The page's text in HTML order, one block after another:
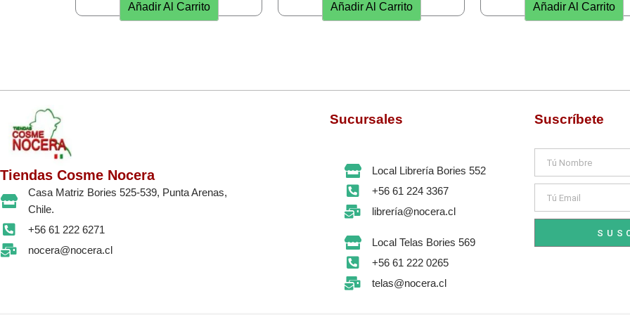
Añadir Al Carrito Añadir Al Carrito Añadir Al Carrito
Tiendas Cosme Nocera
Casa Matriz Bories 525-539, Punta Arenas,
Chile.
+56 61 222 6271
nocera@nocera.cl
Sucursales
Local Librería Bories 552
+56 61 224 3367
librería@nocera.cl
Local Telas Bories 569
+56 61 222 0265
telas@nocera.cl
Suscríbete